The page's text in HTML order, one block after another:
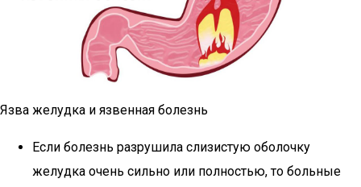
Язва желудка и язвенная болезнь
Если болезнь разрушила слизистую оболочку
желудка очень сильно или полностью, то больные